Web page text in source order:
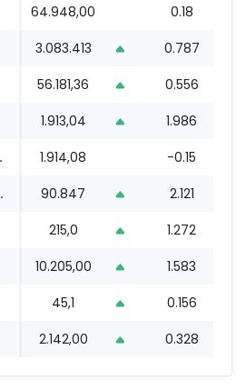
64.948,00 0.18
3.083.413 0.787
56.181,36 0.556
1.913,04 1.986
1.914,08 -0.15
90.847 2.121
215,0 1.272
10.205,00 1.583
45,1 0.156
2.142,00 0.328